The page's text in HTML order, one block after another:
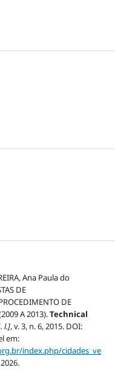
Ana Paula do
DE
DE
A 2013).Technical
l.], v. 3, n. 6, 2015. DOI:
em:
index.php/cidades_ve